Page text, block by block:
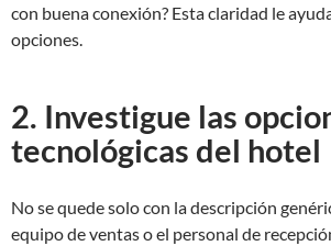
con buena conexión? Esta claridad le
opciones.
2. Investigue las
tecnológicas del hotel
No se quede solo con la descripción
equipo de ventas o el personal de